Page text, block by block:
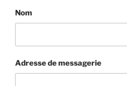
Nom
Adresse de messagerie